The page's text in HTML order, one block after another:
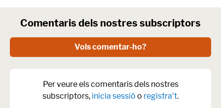
Comentaris dels nostres subscriptors
Vols comentar-ho?
Per veure els comentaris dels nostres
subscriptors, inicia sessió o registra't.